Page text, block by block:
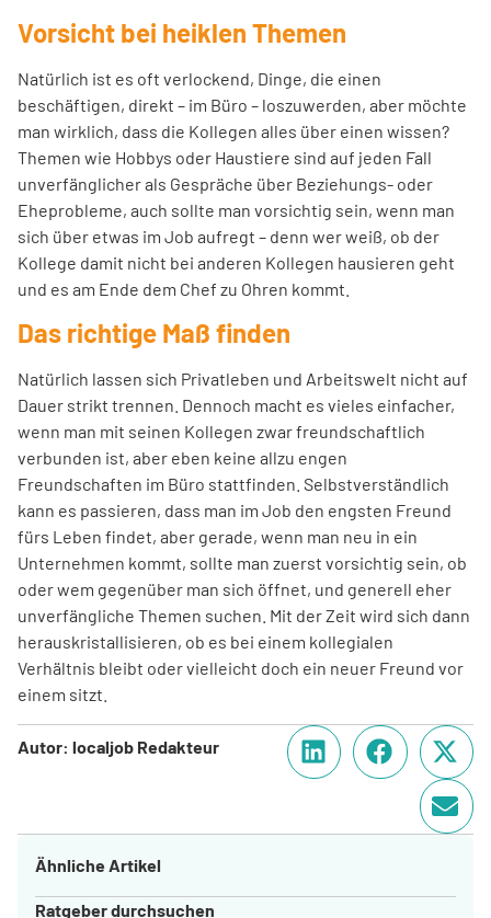
Vorsicht bei heiklen Themen
Natürlich ist es oft verlockend, Dinge, die einen
beschäftigen, direkt – im Büro – loszuwerden, aber möchte
man wirklich, dass die Kollegen alles über einen wissen?
Themen wie Hobbys oder Haustiere sind auf jeden Fall
unverfänglicher als Gespräche über Beziehungs- oder
Eheprobleme, auch sollte man vorsichtig sein, wenn man
sich über etwas im Job aufregt – denn wer weiß, ob der
Kollege damit nicht bei anderen Kollegen hausieren geht
und es am Ende dem Chef zu Ohren kommt.
Das richtige Maß finden
Natürlich lassen sich Privatleben und Arbeitswelt nicht auf
Dauer strikt trennen. Dennoch macht es vieles einfacher,
wenn man mit seinen Kollegen zwar freundschaftlich
verbunden ist, aber eben keine allzu engen
Freundschaften im Büro stattfinden. Selbstverständlich
kann es passieren, dass man im Job den engsten Freund
fürs Leben findet, aber gerade, wenn man neu in ein
Unternehmen kommt, sollte man zuerst vorsichtig sein, ob
oder wem gegenüber man sich öffnet, und generell eher
unverfängliche Themen suchen. Mit der Zeit wird sich dann
herauskristallisieren, ob es bei einem kollegialen
Verhältnis bleibt oder vielleicht doch ein neuer Freund vor
einem sitzt.
Autor: localjob Redakteur
Ähnliche Artikel
Ratgeber durchsuchen